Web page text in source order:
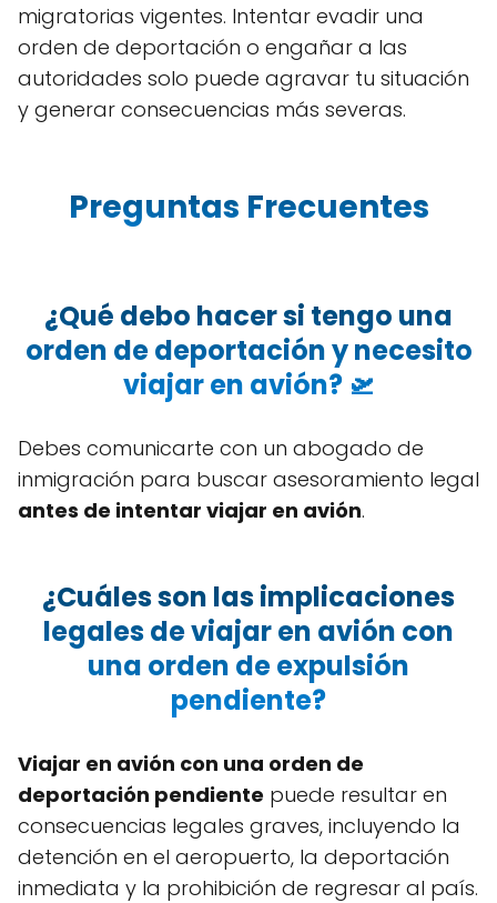
migratorias vigentes. Intentar evadir una
orden de deportación o engañar a las
autoridades solo puede agravar tu situación
y generar consecuencias más severas.
Preguntas Frecuentes
¿Qué debo hacer si tengo una
orden de deportación y necesito
viajar en avión? 🛫
Debes comunicarte con un abogado de
inmigración para buscar asesoramiento legal
antes de intentar viajar en avión.
¿Cuáles son las implicaciones
legales de viajar en avión con
una orden de expulsión
pendiente?
Viajar en avión con una orden de
deportación pendiente puede resultar en
consecuencias legales graves, incluyendo la
detención en el aeropuerto, la deportación
inmediata y la prohibición de regresar al país.